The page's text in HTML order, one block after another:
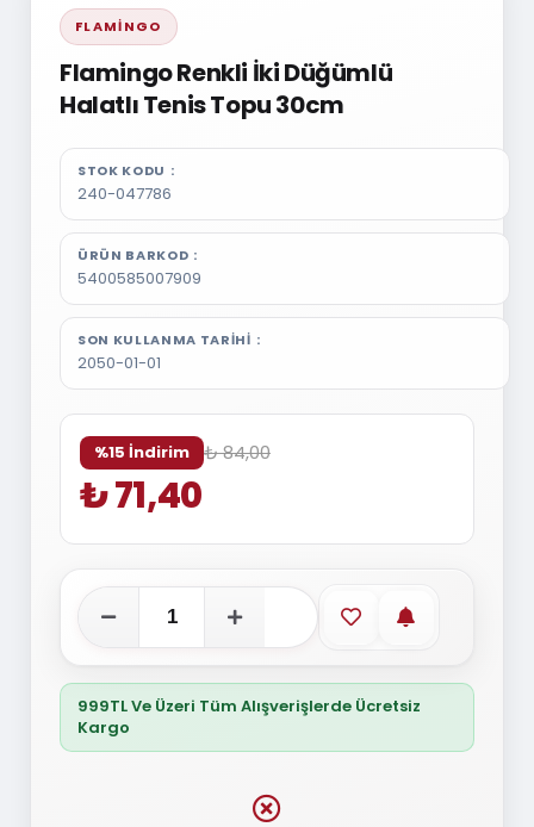
FLAMINGO
Flamingo Renkli İki Düğümlü
Halatlı Tenis Topu 30cm
STOK KODU
240-047786
ÜRÜN BARKOD
5400585007909
SON KULLANMA TARIHI
2050-01-01
%15 İndirim ₺ 84,00
₺ 71,40
Favorilere ekle
Stoğa
999TL Ve Üzeri Tüm Alışverişlerde Ücretsiz
Kargo